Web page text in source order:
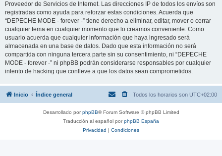
Proveedor de Servicios de Internet. Las direcciones IP de todos los envíos son
registradas como ayuda para reforzar estas condiciones. Acuerda que
“DEPECHE MODE - forever -” tiene derecho a eliminar, editar, mover o cerrar
cualquier tema en cualquier momento que lo creamos conveniente. Como
usuario acuerda que cualquier información que haya ingresado será
almacenada en una base de datos. Dado que esta información no será
compartida con ninguna tercera parte sin su consentimiento, ni “DEPECHE
MODE - forever -” ni phpBB podrán considerarse responsables por cualquier
intento de hacking que conlleve a que los datos sean comprometidos.
Inicio Índice general Todos los horarios son UTC+02:00
Desarrollado porphpBB® Forum Software © phpBB Limited
Traducción al español porphpBB España
Privacidad | Condiciones